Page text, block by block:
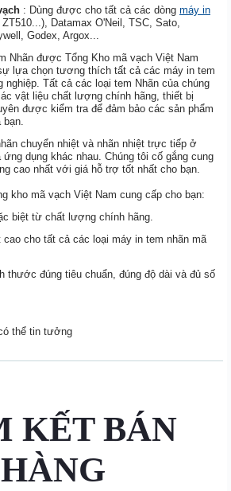
: Dùng được cho tất cả các dòng máy in
Datamax O'Neil, TSC, Sato,
Godex, Argox...
Nhãn được Tổng Kho mã vạch Việt Nam
lựa chọn tương thích tất cả các máy in tem
nghiệp. Tất cả các loại tem Nhãn của chúng
vật liệu chất lượng chính hãng, thiết bị
được kiểm tra để đảm bảo các sản phẩm
bạn.
chuyển nhiệt và nhãn nhiệt trực tiếp ở
dụng khác nhau. Chúng tôi cố gắng cung
cao nhất với giá hỗ trợ tốt nhất cho bạn.
kho mã vạch Việt Nam cung cấp cho bạn:
biệt từ chất lượng chính hãng.
cao cho tất cả các loại máy in tem nhãn mã
thước đúng tiêu chuẩn, đúng độ dài và đủ số
thể tin tưởng
KẾT BÁN
HÀNG